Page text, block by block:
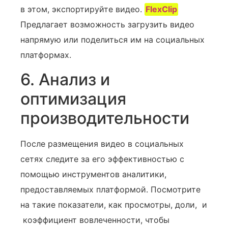
в этом, экспортируйте видео. FlexClip
Предлагает возможность загрузить видео
напрямую или поделиться им на социальных
платформах.
6. Анализ и
оптимизация ‍
производительности
После размещения видео в социальных
сетях следите за его эффективностью с
помощью инструментов аналитики,
предоставляемых‍ платформой‍. Посмотрите
на такие показатели, как просмотры, доли, ‍ и
‍ коэффициент вовлеченности, чтобы